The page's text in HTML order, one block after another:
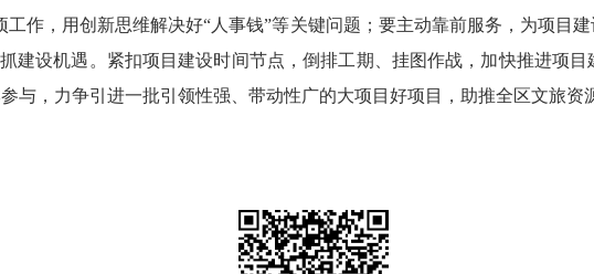
作，用创新思维解决好“人事钱”等关键问题；要主动靠前服务，为项目
建设机遇。紧扣项目建设时间节点，倒排工期、挂图作战，加快推进项
与，力争引进一批引领性强、带动性广的大项目好项目，助推全区文旅资